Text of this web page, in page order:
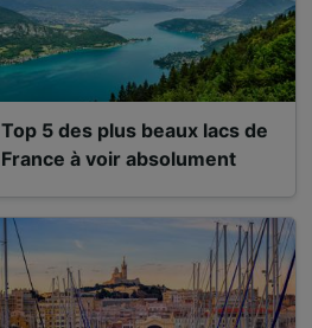
Top 5 des plus beaux lacs de
France à voir absolument